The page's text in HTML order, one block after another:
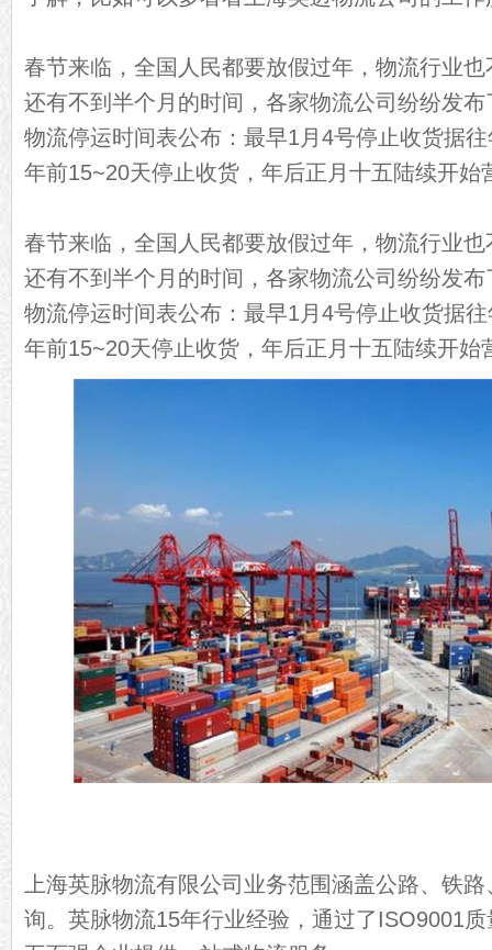
春节来临，全国人民都要放假过年，物流行业
还有不到半个月的时间，各家物流公司纷纷发
物流停运时间表公布：最早1月4号停止收货据
年前15~20天停止收货，年后正月十五陆续开始
春节来临，全国人民都要放假过年，物流行业
还有不到半个月的时间，各家物流公司纷纷发
物流停运时间表公布：最早1月4号停止收货据
年前15~20天停止收货，年后正月十五陆续开始
上海英脉物流有限公司业务范围涵盖公路、铁
询。英脉物流15年行业经验，通过了ISO9001